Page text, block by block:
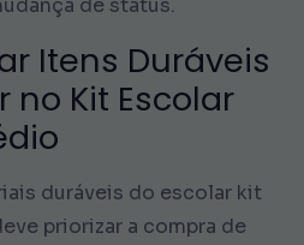
Itens Duráveis
no Kit Escolar
duráveis do escolar kit
priorizar a compra de